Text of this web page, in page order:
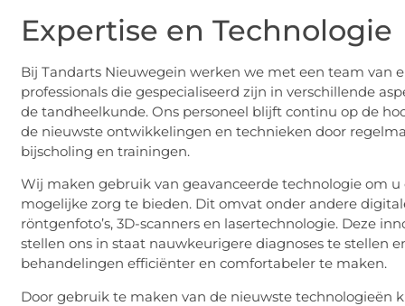
Expertise en Technologie
Bij Tandarts Nieuwegein werken we met een team van
professionals die gespecialiseerd zijn in verschillende
de tandheelkunde. Ons personeel blijft continu op de
de nieuwste ontwikkelingen en technieken door
bijscholing en trainingen.
Wij maken gebruik van geavanceerde technologie om u
mogelijke zorg te bieden. Dit omvat onder andere
röntgenfoto’s, 3D-scanners en lasertechnologie. Deze
stellen ons in staat nauwkeurigere diagnoses te stellen
behandelingen efficiënter en comfortabeler te maken.
Door gebruik te maken van de nieuwste technologieën